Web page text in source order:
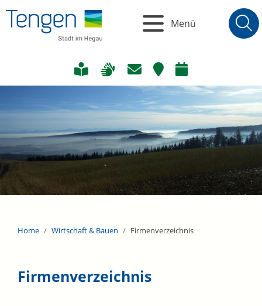
Menü
Home Wirtschaft & Bauen Firmenverzeichnis
Firmenverzeichnis